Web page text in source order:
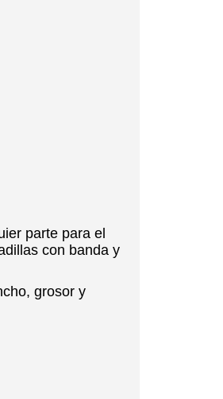
parte para el
con banda y
grosor y